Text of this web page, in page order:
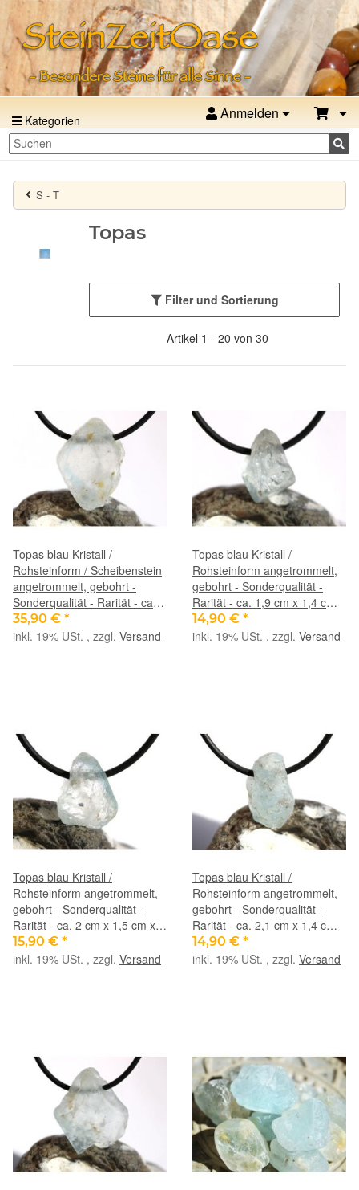
Kategorien Anmelden
S - T
Topas
Filter und Sortierung
Artikel 1 - 20 von 30
Topas blau Kristall /
Rohsteinform / Scheibenstein
angetrommelt, gebohrt -
Sonderqualität - Rarität - ca.
2,8 cm x 2,1 cm x 1 cm
35,90 € *
inkl. 19% USt. , zzgl. Versand
Topas blau Kristall /
Rohsteinform angetrommelt,
gebohrt - Sonderqualität -
Rarität - ca. 1,9 cm x 1,4 cm x
1,2 cm
14,90 € *
inkl. 19% USt. , zzgl. Versand
Topas blau Kristall /
Rohsteinform angetrommelt,
gebohrt - Sonderqualität -
Rarität - ca. 2 cm x 1,5 cm x
1,2 cm
15,90 € *
inkl. 19% USt. , zzgl. Versand
Topas blau Kristall /
Rohsteinform angetrommelt,
gebohrt - Sonderqualität -
Rarität - ca. 2,1 cm x 1,4 cm x
1,1 cm
14,90 € *
inkl. 19% USt. , zzgl. Versand